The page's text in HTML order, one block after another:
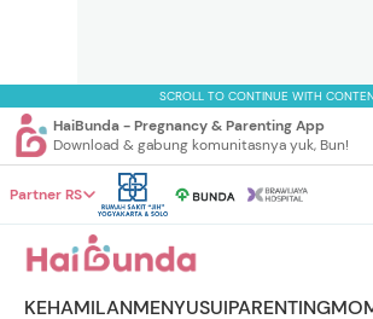
SCROLL TO CONTINUE WITH
HaiBunda - Pregnancy & Parenting App
Download & gabung komunitasnya yuk, Bun!
Partner RS
KEHAMILANMENYUSUIPARENTING